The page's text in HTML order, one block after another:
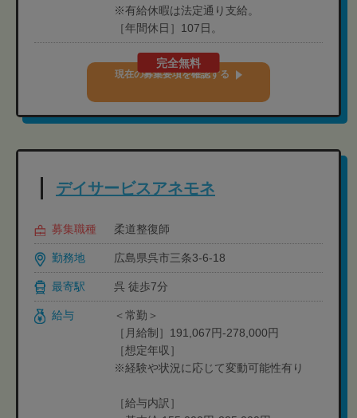
※有給休暇は法定通り支給。
［年間休日］107日。
完全無料
現在の募集要項を確認する
デイサービスアネモネ
募集職種 柔道整復師
勤務地 広島県呉市三条3-6-18
最寄駅 呉 徒歩7分
給与
＜常勤＞
［月給制］191,067円-278,000円
［想定年収］
※経験や状況に応じて変動可能性有り
［給与内訳］